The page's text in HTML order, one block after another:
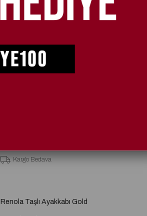
SEÇIM
Kargo Bedava
Renola Taşlı Ayakkabı Gold